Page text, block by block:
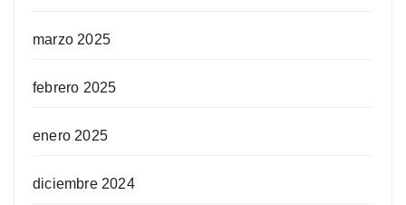
marzo 2025
febrero 2025
enero 2025
diciembre 2024